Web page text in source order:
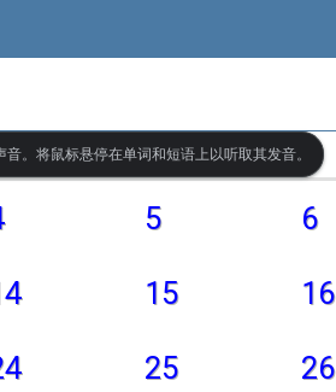
音。将鼠标悬停在单词和短语上以听取其发音。
5 6
15 16
25 26